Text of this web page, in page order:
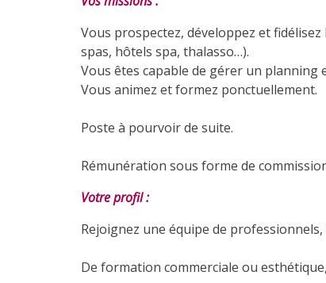
Vous prospectez, développez et
spas, hôtels spa, thalasso…).
Vous êtes capable de gérer un planning
Vous animez et formez ponctuellement.
Poste à pourvoir de suite.
Rémunération sous forme de
Votre profil :
Rejoignez une équipe de
De formation commerciale ou